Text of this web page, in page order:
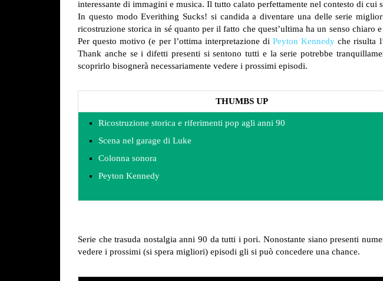
interessante di immagini e musica. Il tutto calato perfettamente nel contesto di cui
In questo modo Everithing Sucks! si candida a diventare una delle serie
ricostruzione storica in sé quanto per il fatto che quest’ultima ha un senso
Per questo motivo (e per l’ottima interpretazione diPeyton Kennedy che risulta
Thank anche se i difetti presenti si sentono tutti e la serie potrebbe
scoprirlo bisognerà necessariamente vedere i prossimi episodi.
THUMBS UP
Ricostruzione storica e riferimenti pop agli anni 90
Scena nel garage di Luke
Colonna sonora
Peyton Kennedy
Serie che trasuda nostalgia anni 90 da tutti i pori. Nonostante siano presenti
vedere i prossimi (si spera migliori) episodi gli si può concedere una chance.